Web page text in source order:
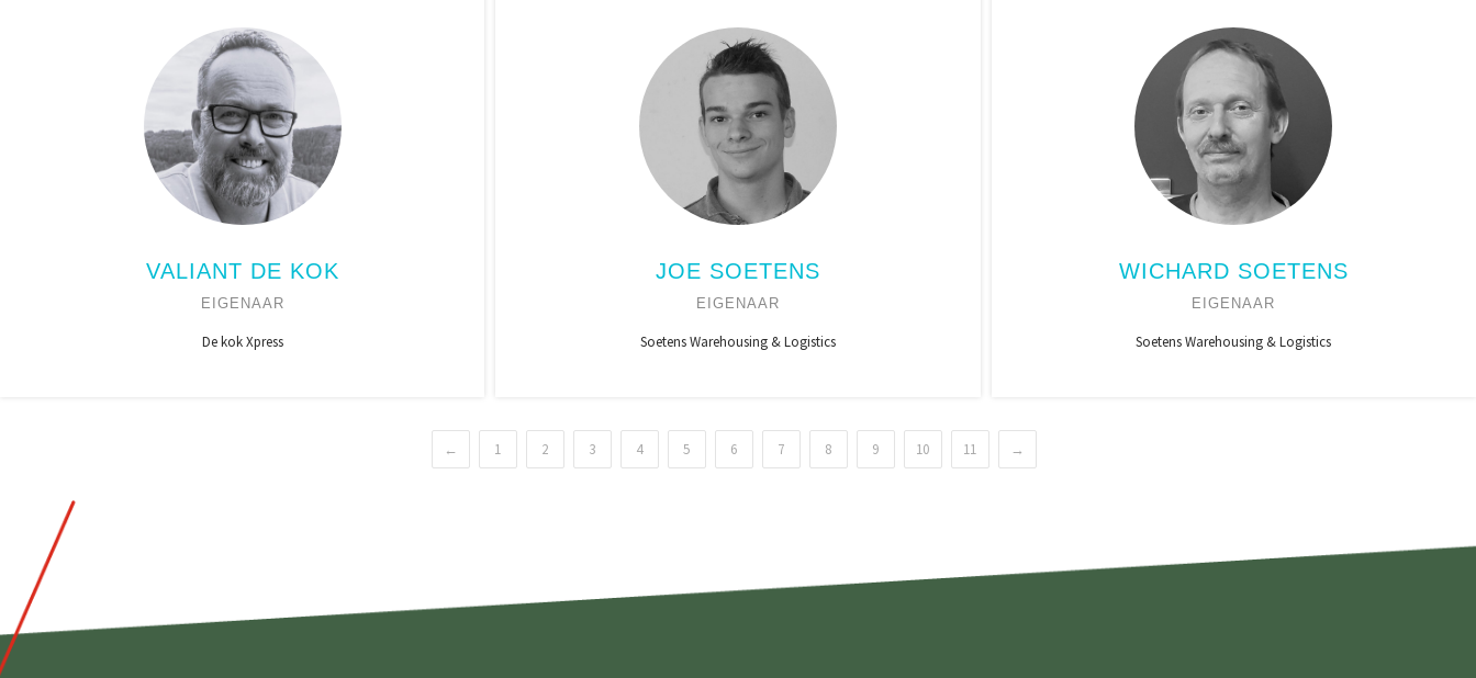
VALIANT DE KOK
EIGENAAR
De kok Xpress
JOE SOETENS
EIGENAAR
Soetens Warehousing & Logistics
WICHARD SOETENS
EIGENAAR
Soetens Warehousing & Logistics
← 1 2 3 4 5 6 7 8 9 10 11 →